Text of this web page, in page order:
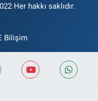
Her hakkı saklıdır.
Bilişim